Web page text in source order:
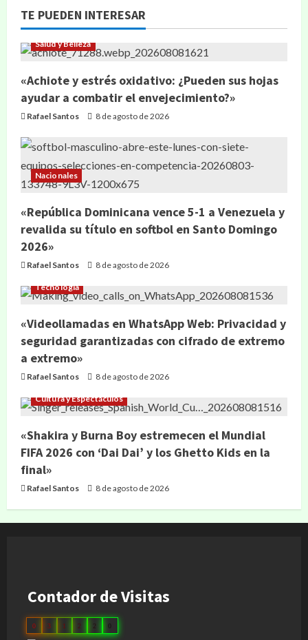
TE PUEDEN INTERESAR
Salud y Belleza
«Achiote y estrés oxidativo: ¿Pueden sus hojas
ayudar a combatir el envejecimiento?»
Rafael Santos 8 de agosto de 2026
Nacionales
«República Dominicana vence 5-1 a Venezuela y
revalida su título en softbol en Santo Domingo
2026»
Rafael Santos 8 de agosto de 2026
Tecnología
«Videollamadas en WhatsApp Web: Privacidad y
seguridad garantizadas con cifrado de extremo
a extremo»
Rafael Santos 8 de agosto de 2026
Cultura y Espectáculos
«Shakira y Burna Boy estremecen el Mundial
FIFA 2026 con ‘Dai Dai’ y los Ghetto Kids en la
final»
Rafael Santos 8 de agosto de 2026
Contador de Visitas
0 3 1 2 0